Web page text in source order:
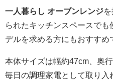
一人暮らし オーブンレンジ
られたキッチンスペースでも
デルを求める方にもおすすめ
本体サイズは幅約47cm、奥
毎日の調理家電として取り入